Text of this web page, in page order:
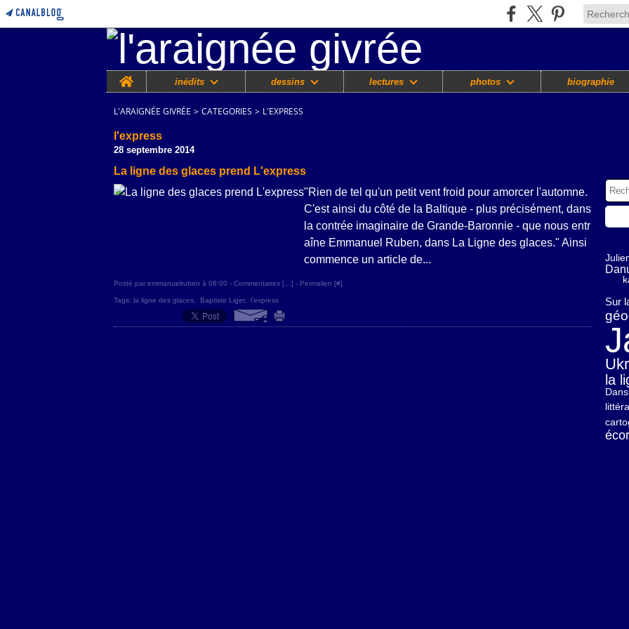
Home
inédits dessins lectures photos biographie
L'ARAIGNÉE GIVRÉE > CATEGORIES > L'EXPRESS
l'express
28 septembre 2014
La ligne des glaces prend L'express
"Rien de tel qu'un petit vent froid pour amorcer l'automne.
C'est ainsi du côté de la Baltique - plus précisément, dans
la contrée imaginaire de Grande-Baronnie - que nous entr
aîne Emmanuel Ruben, dans La Ligne des glaces." Ainsi
commence un article de...
Posté par emmanuelruben à 08:00 - Commentaires [ ] - Permalien [#]
Tags: la ligne des glaces Baptiste Liger, l'express
Sur
la